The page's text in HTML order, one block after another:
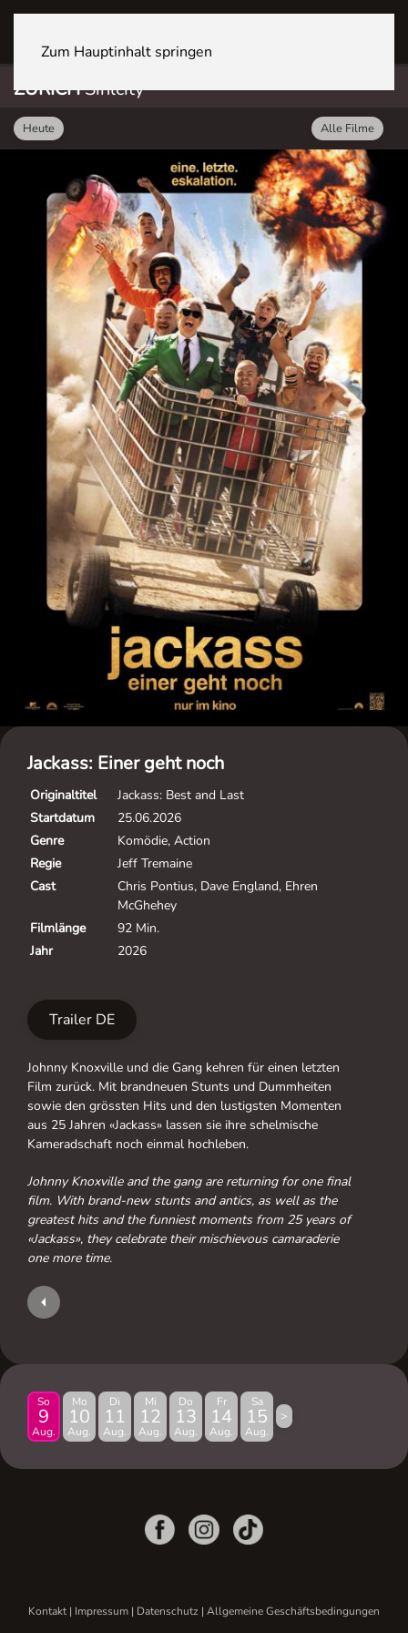
Zum Hauptinhalt springen
ZÜRICHSihlcity
Heute Alle Filme
Jackass: Einer geht noch
Originaltitel
Jackass: Best and Last
Startdatum
25.06.2026
Genre
Komödie, Action
Regie
Jeff Tremaine
Cast
Chris Pontius, Dave England, Ehren
McGhehey
Filmlänge
92 Min.
Jahr
2026
Trailer DE
Johnny Knoxville und die Gang kehren für einen letzten
Film zurück. Mit brandneuen Stunts und Dummheiten
sowie den grössten Hits und den lustigsten Momenten
aus 25 Jahren «Jackass» lassen sie ihre schelmische
Kameradschaft noch einmal hochleben.
Johnny Knoxville and the gang are returning for one final
film. With brand-new stunts and antics, as well as the
greatest hits and the funniest moments from 25 years of
«Jackass», they celebrate their mischievous camaraderie
one more time.
So
9
Aug.
Mo
10
Aug.
Di
11
Aug.
Mi
12
Aug.
Do
13
Aug.
Fr
14
Aug.
Sa
15
Aug.
>
Kontakt| Impressum | Datenschutz | Allgemeine Geschäftsbedingungen